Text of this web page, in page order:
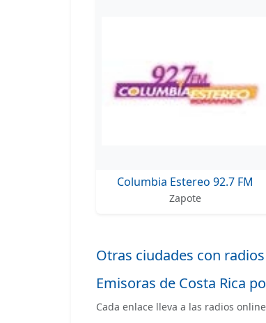
Columbia Estereo 92.7 FM
Zapote
Otras ciudades con
Emisoras de Costa Rica
Cada enlace lleva a las radios